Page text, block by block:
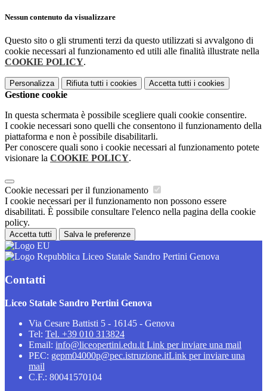
Nessun contenuto da visualizzare
Questo sito o gli strumenti terzi da questo utilizzati si avvalgono di
cookie necessari al funzionamento ed utili alle finalità illustrate nella
COOKIE POLICY.
Personalizza Rifiuta tutti i cookies Accetta tutti i cookies
Gestione cookie
In questa schermata è possibile scegliere quali cookie consentire.
I cookie necessari sono quelli che consentono il funzionamento della
piattaforma e non è possibile disabilitarli.
Per conoscere quali sono i cookie necessari al funzionamento potete
visionare la COOKIE POLICY.
Cookie necessari per il funzionamento
I cookie necessari per il funzionamento non possono essere
disabilitati. È possibile consultare l'elenco nella pagina della cookie
policy.
Accetta tutti Salva le preferenze
Liceo Statale Sandro Pertini Genova
Contatti
Liceo Statale Sandro Pertini Genova
Via Cesare Battisti 5 - 16145 - Genova
Tel: Tel. +39 010 313824
Email: info@liceopertini.edu.it Link per inviare una mail
PEC: gepm04000p@pec.istruzione.itLink per inviare una
mail
C.F.: 80041570104